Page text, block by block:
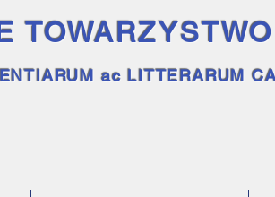
ac LITTERARUM